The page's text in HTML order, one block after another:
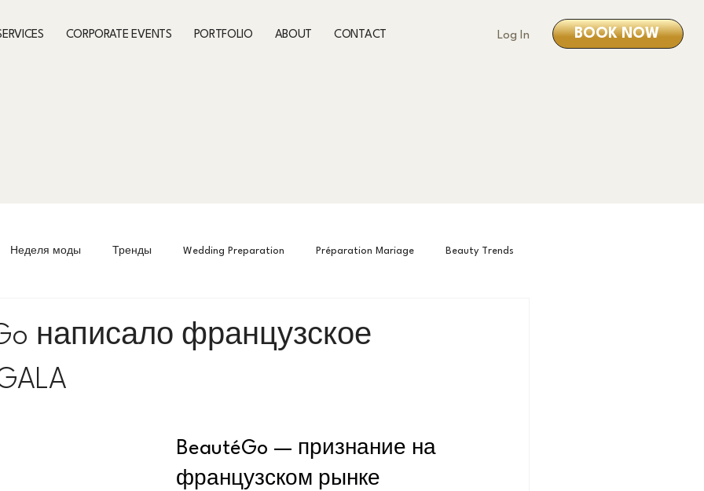
CORPORATE EVENTS PORTFOLIO ABOUT CONTACT Log In BOOK NOW
Неделя моды Тренды Wedding Preparation Préparation Mariage Beauty Trends
About us
написало французское
BeautéGo — признание на
французском рынке